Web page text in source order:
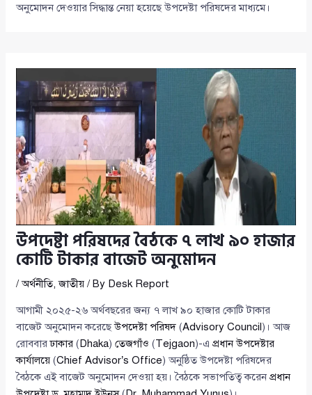
অনুমোদন দেওয়ার সিদ্ধান্ত নেয়া হয়েছে উপদেষ্টা পরিষদের মাধ্যমে।
উপদেষ্টা পরিষদের বৈঠকে ৭ লাখ ৯০ হাজার
কোটি টাকার বাজেট অনুমোদন
/অর্থনীতি,জাতীয় / By Desk Report
আগামী ২০২৫-২৬ অর্থবছরের জন্য ৭ লাখ ৯০ হাজার কোটি টাকার
বাজেট অনুমোদন করেছেউপদেষ্টা পরিষদ (Advisory Council )। আজ
রোববারঢাকার ( Dhaka)তেজগাঁও (Tejgaon)-এপ্রধান উপদেষ্টার
কার্যালয়ে (Chief Advisor’s Office) অনুষ্ঠিত উপদেষ্টা পরিষদের
বৈঠকে এই বাজেট অনুমোদন দেওয়া হয়। বৈঠকে সভাপতিত্ব করেনপ্রধান